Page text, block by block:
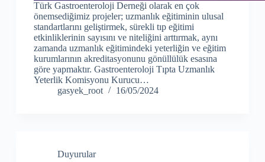
Türk Gastroenteroloji Derneği olarak en çok
önemsediğimiz projeler; uzmanlık eğitiminin ulusal
standartlarını geliştirmek, sürekli tıp eğitimi
etkinliklerinin sayısını ve niteliğini arttırmak, aynı
zamanda uzmanlık eğitimindeki yeterliğin ve eğitim
kurumlarının akreditasyonunu gönüllülük esasına
göre yapmaktır. Gastroenteroloji Tıpta Uzmanlık
Yeterlik Komisyonu Kurucu…
gasyek_root
16/05/2024
Duyurular